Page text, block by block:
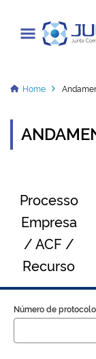
Cadastrar /
Serviços
Legislação
Home
Processo
Empresa
/ ACF /
Recurso
Número de protocolo